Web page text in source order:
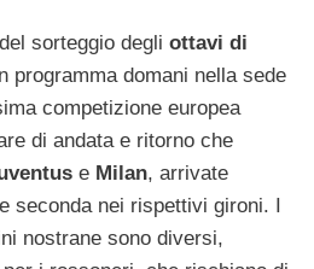
sorteggio degli ottavi di
programma domani nella sede
competizione europea
di andata e ritorno che
e Milan, arrivate
seconda nei rispettivi gironi. I
nostrane sono diversi,